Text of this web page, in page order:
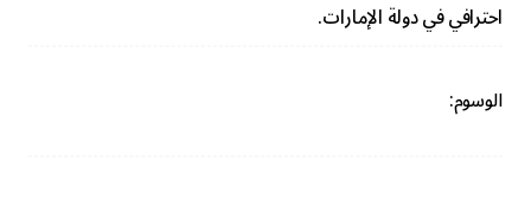
احترافي في دولة الإمارات.
الوسوم: